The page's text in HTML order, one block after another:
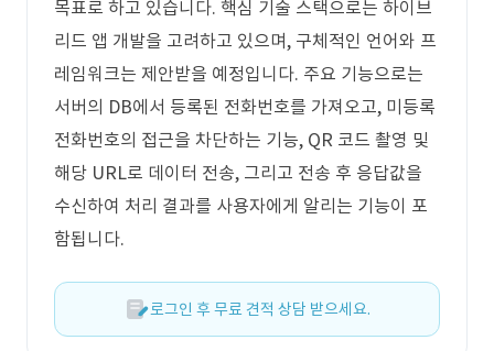
목표로 하고 있습니다. 핵심 기술 스택으로는 하이브
리드 앱 개발을 고려하고 있으며, 구체적인 언어와 프
레임워크는 제안받을 예정입니다. 주요 기능으로는
서버의 DB에서 등록된 전화번호를 가져오고, 미등록
전화번호의 접근을 차단하는 기능, QR 코드 촬영 및
해당 URL로 데이터 전송, 그리고 전송 후 응답값을
수신하여 처리 결과를 사용자에게 알리는 기능이 포
함됩니다.
로그인 후 무료 견적 상담 받으세요.